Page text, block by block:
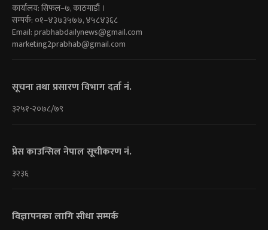
कार्यालय: सिफल–७, काठमाडौं ।
सम्पर्क: ०१–४३७३५७७, ४५८४३६८
Email:prabhabdailynews@gmail.com
marketing2prabhab@gmail.com
सूचना तथा प्रसारण विभाग दर्ता नं.
३२५१-२०७८/७९
प्रेस काउन्सिल नेपाल सूचीकरण नं.
३२३६
विज्ञापनका लागि सीधा सम्पर्क